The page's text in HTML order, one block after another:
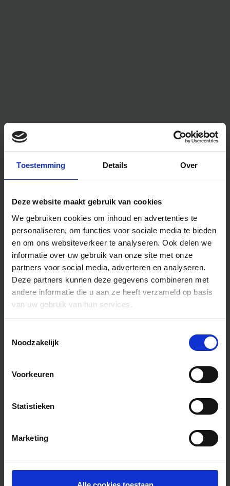
Toestemming Details Over
Deze website maakt gebruik van cookies
We gebruiken cookies om inhoud en advertenties te
personaliseren, om functies voor sociale media te bieden
en om ons websiteverkeer te analyseren. Ook delen we
informatie over uw gebruik van onze site met onze
partners voor social media, adverteren en analyseren.
Deze partners kunnen deze gegevens combineren met
andere informatie die u aan ze heeft verzameld op basis
van uw gebruik van hun services.
Noodzakelijk
Voorkeuren
Statistieken
Marketing
Algemene informatie
Foto’s ({{photos.length}})